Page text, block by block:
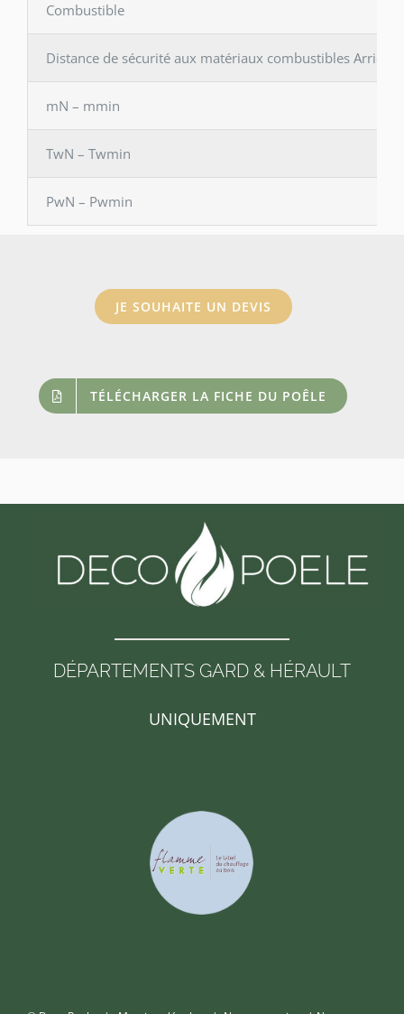
Combustible
Distance de sécurité aux matériaux combustibles Arrière
mN – mmin
TwN – Twmin
PwN – Pwmin
JE SOUHAITE UN DEVIS
TÉLÉCHARGER LA FICHE DU POÊLE
DÉPARTEMENTS GARD & HÉRAULT
UNIQUEMENT